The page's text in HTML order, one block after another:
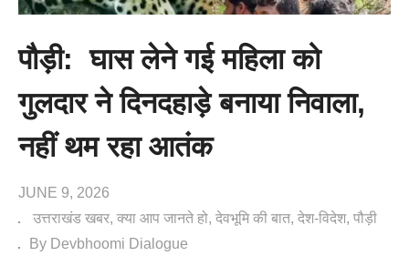
पौड़ी: घास लेने गई महिला को
गुलदार ने दिनदहाड़े बनाया निवाला,
नहीं थम रहा आतंक
JUNE 9, 2026
उत्तराखंड खबर क्या आप जानते हो देवभूमि की बात देश-विदेश पौड़ी
By Devbhoomi Dialogue